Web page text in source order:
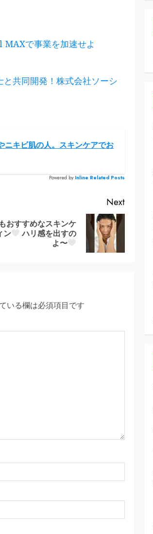
で事業を加速せよ
と共同開発！株式会社ソーシ
ニキビ肌の人。スキンケアでお
Powered by Inline Related Posts
Next
おすすめなスキンケ
ン
ハリ感を出すの
よ〜
いる欄は必須項目です